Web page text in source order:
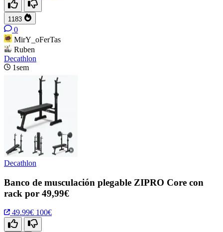
1183
0
MirY_oFerTas
Ruben
Decathlon
1sem
Decathlon
Banco de musculación plegable ZIPRO Core con
rack por 49,99€
49.99€ 100€